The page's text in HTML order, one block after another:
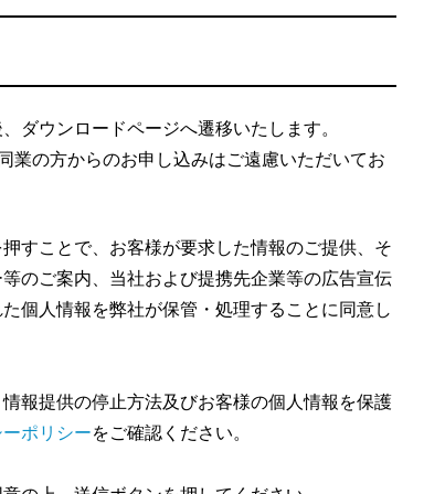
ダウンロードページへ遷移いたします。
業の方からのお申し込みはご遠慮いただいてお
すことで、お客様が要求した情報のご提供、そ
のご案内、当社および提携先企業等の広告宣伝
個人情報を弊社が保管・処理することに同意し
報提供の停止方法及びお客様の個人情報を保護
ポリシーをご確認ください。